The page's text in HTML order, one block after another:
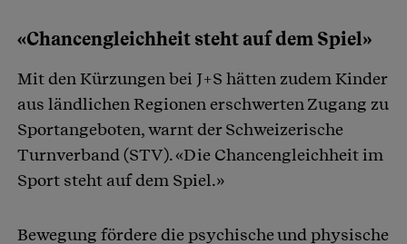
«Chancengleichheit steht auf dem Spiel»
Mit den Kürzungen bei J+S hätten zudem Kinder
aus ländlichen Regionen erschwerten Zugang zu
Sportangeboten, warnt der Schweizerische
Turnverband (STV). «Die Chancengleichheit im
Sport steht auf dem Spiel.»
Bewegung fördere die psychische und physische